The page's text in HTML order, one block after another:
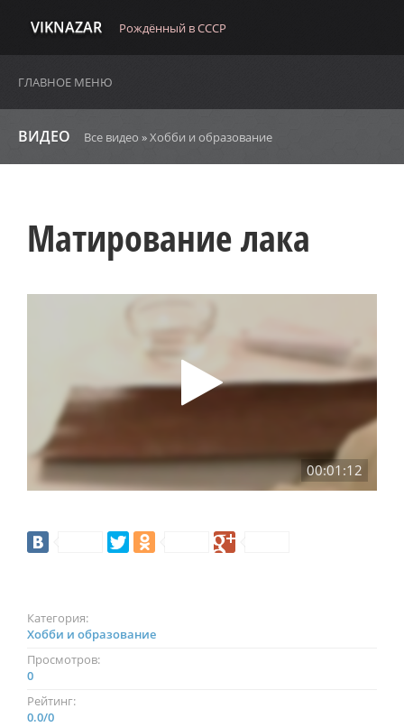
VIKNAZAR Рождённый в СССР
ГЛАВНОЕ МЕНЮ
ВИДЕО Все видео »Хобби и образование
Матирование лака
00:01:12
Категория:
Хобби и образование
Просмотров:
0
Рейтинг:
0.0/0